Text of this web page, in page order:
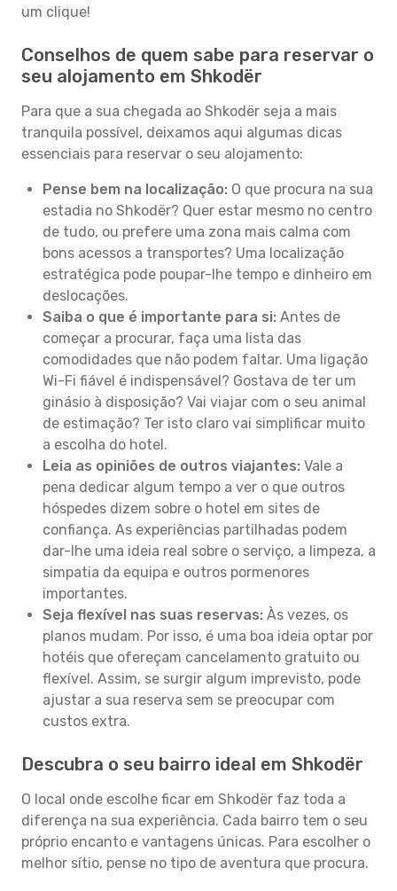
um clique!
Conselhos de quem sabe para reservar o
seu alojamento em Shkodër
Para que a sua chegada ao Shkodër seja a mais
tranquila possível, deixamos aqui algumas dicas
essenciais para reservar o seu alojamento:
Pense bem na localização: O que procura na sua
estadia no Shkodër? Quer estar mesmo no centro
de tudo, ou prefere uma zona mais calma com
bons acessos a transportes? Uma localização
estratégica pode poupar-lhe tempo e dinheiro em
deslocações.
Saiba o que é importante para si: Antes de
começar a procurar, faça uma lista das
comodidades que não podem faltar. Uma ligação
Wi-Fi fiável é indispensável? Gostava de ter um
ginásio à disposição? Vai viajar com o seu animal
de estimação? Ter isto claro vai simplificar muito
a escolha do hotel.
Leia as opiniões de outros viajantes: Vale a
pena dedicar algum tempo a ver o que outros
hóspedes dizem sobre o hotel em sites de
confiança. As experiências partilhadas podem
dar-lhe uma ideia real sobre o serviço, a limpeza, a
simpatia da equipa e outros pormenores
importantes.
Seja flexível nas suas reservas: Às vezes, os
planos mudam. Por isso, é uma boa ideia optar por
hotéis que ofereçam cancelamento gratuito ou
flexível. Assim, se surgir algum imprevisto, pode
ajustar a sua reserva sem se preocupar com
custos extra.
Descubra o seu bairro ideal em Shkodër
O local onde escolhe ficar em Shkodër faz toda a
diferença na sua experiência. Cada bairro tem o seu
próprio encanto e vantagens únicas. Para escolher o
melhor sítio, pense no tipo de aventura que procura.